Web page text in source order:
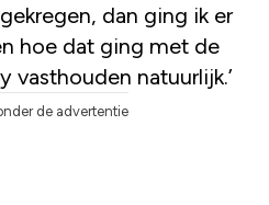
dan ging ik er
hoe dat ging met de
vasthouden natuurlijk.’
de advertentie